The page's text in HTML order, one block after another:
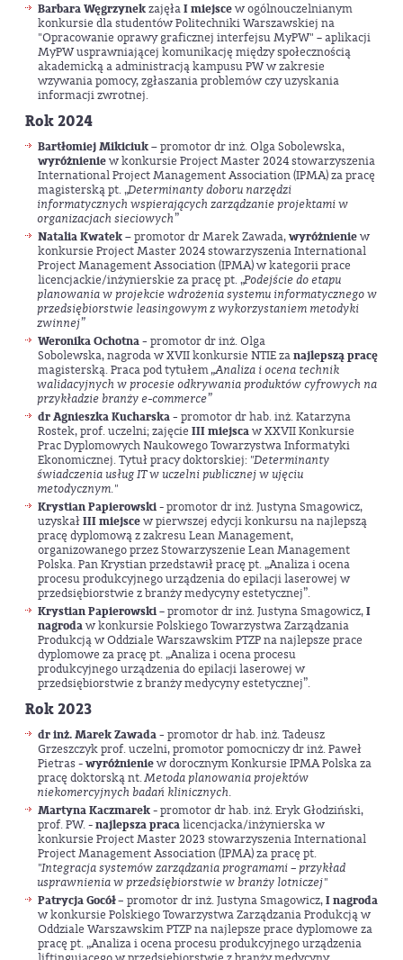
Barbara WęgrzynekzajęłaI miejscew ogólnouczelnianym
konkursie dla studentów Politechniki Warszawskiej na
"Opracowanie oprawy graficznej interfejsu MyPW" – aplikacji
MyPW usprawniającej komunikację między społecznością
akademicką a administracją kampusu PW w zakresie
wzywania pomocy, zgłaszania problemów czy uzyskania
informacji zwrotnej.
Rok 2024
Bartłomiej Mikiciuk –promotor dr inż. Olga Sobolewska,
wyróżnieniew konkursie Project Master 2024 stowarzyszenia
International Project Management Association (IPMA) za pracę
magisterską pt. „Determinanty doboru narzędzi
informatycznych wspierających zarządzanie projektami w
organizacjach sieciowych”
Natalia Kwatek –promotor dr Marek Zawada,wyróżnieniew
konkursie Project Master 2024 stowarzyszenia International
Project Management Association (IPMA) w kategorii prace
licencjackie/inżynierskie za pracę pt. „Podejście do etapu
planowania w projekcie wdrożenia systemu informatycznego w
przedsiębiorstwie leasingowym z wykorzystaniem metodyki
zwinnej”
Weronika Ochotna - promotor dr inż. Olga
Sobolewska, nagroda w XVII konkursie NTIE zanajlepszą pracę
magisterską. Praca pod tytułem„Analiza i ocena technik
walidacyjnych w procesie odkrywania produktów cyfrowych na
przykładzie branży e-commerce”
dr Agnieszka Kucharska - promotor dr hab. inż. Katarzyna
Rostek, prof. uczelni; zajęcie III miejscaw XXVII Konkursie
Prac Dyplomowych Naukowego Towarzystwa Informatyki
Ekonomicznej. Tytuł pracy doktorskiej: "Determinanty
świadczenia usług IT w uczelni publicznej w ujęciu
metodycznym."
Krystian Papierowski- promotor dr inż. Justyna Smagowicz,
uzyskałIII miejscew pierwszej edycji konkursu na najlepszą
pracę dyplomową z zakresu Lean Management,
organizowanego przez Stowarzyszenie Lean Management
Polska. Pan Krystian przedstawił pracę pt. „Analiza i ocena
procesu produkcyjnego urządzenia do epilacji laserowej w
przedsiębiorstwie z branży medycyny estetycznej”.
Krystian Papierowski– promotor dr inż. Justyna Smagowicz,I
nagrodaw konkursie Polskiego Towarzystwa Zarządzania
Produkcją w Oddziale Warszawskim PTZP na najlepsze prace
dyplomowe za pracę pt. „Analiza i ocena procesu
produkcyjnego urządzenia do epilacji laserowej w
przedsiębiorstwie z branży medycyny estetycznej”.
Rok 2023
dr inż. Marek Zawada- promotor dr hab. inż. Tadeusz
Grzeszczyk prof. uczelni, promotor pomocniczy dr inż. Paweł
Pietras -wyróżnieniew dorocznym Konkursie IPMA Polska za
pracę doktorską nt.Metoda planowania projektów
niekomercyjnych badań klinicznych.
Martyna Kaczmarek- promotor dr hab. inż. Eryk Głodziński,
prof. PW. -najlepsza pracalicencjacka/inżynierska w
konkursie Project Master 2023 stowarzyszenia International
Project Management Association (IPMA) za pracę pt.
"Integracja systemów zarządzania programami – przykład
usprawnienia w przedsiębiorstwie w branży lotniczej"
Patrycja Gocół– promotor dr inż. Justyna Smagowicz,I nagroda
w konkursie Polskiego Towarzystwa Zarządzania Produkcją w
Oddziale Warszawskim PTZP na najlepsze prace dyplomowe za
pracę pt. „Analiza i ocena procesu produkcyjnego urządzenia